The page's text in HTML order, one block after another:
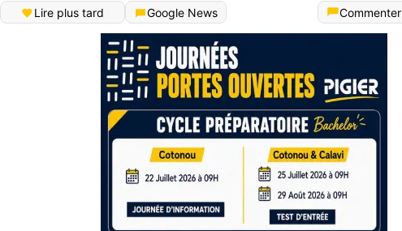
Lire plus tard
Google News Commenter